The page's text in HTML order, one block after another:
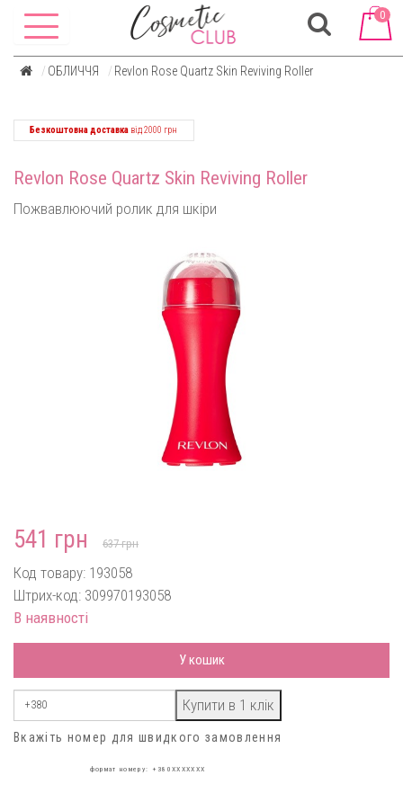
0
ОБЛИЧЧЯ Revlon Rose Quartz Skin Reviving Roller
Безкоштовна доставка від 2000 грн
Revlon Rose Quartz Skin Reviving Roller
Пожвавлюючий ролик для шкіри
541 грн 637 грн
Код товару: 193058
Штрих-код: 309970193058
В наявності
У кошик
Вкажіть номер для швидкого замовлення
формат номеру: +380XXXXXXX